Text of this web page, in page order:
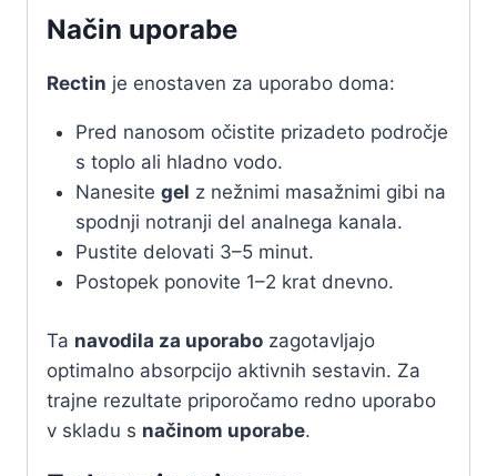
Način uporabe
Rectin je enostaven za uporabo doma:
Pred nanosom očistite prizadeto področje
s toplo ali hladno vodo.
Nanesite gel z nežnimi masažnimi gibi na
spodnji notranji del analnega kanala.
Pustite delovati 3–5 minut.
Postopek ponovite 1–2 krat dnevno.
Ta navodila za uporabo zagotavljajo
optimalno absorpcijo aktivnih sestavin. Za
trajne rezultate priporočamo redno uporabo
v skladu s načinom uporabe.